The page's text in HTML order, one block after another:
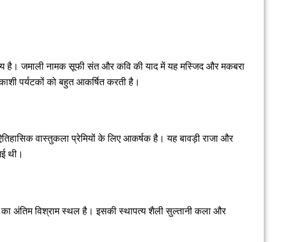
है। जमाली नामक सूफी संत और कवि की याद में यह मस्जिद और मकबरा
पर्यटकों को बहुत आकर्षित करती है।
वास्तुकला प्रेमियों के लिए आकर्षक है। यह बावड़ी राजा और
थी।
अंतिम विश्राम स्थल है। इसकी स्थापत्य शैली सुल्तानी कला और